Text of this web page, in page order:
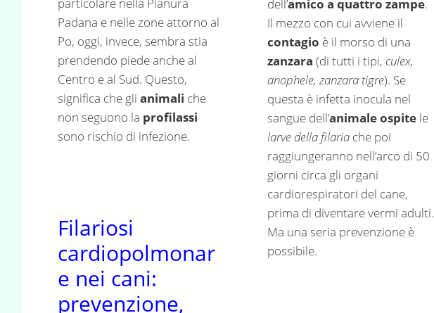
Padana e nelle zone attorno al
Po, oggi, invece, sembra stia
prendendo piede anche al
Centro e al Sud. Questo,
significa che gli animali che
non seguono la profilassi
sono rischio di infezione.
dell’amico a quattro zampe.
Il mezzo con cui avviene il
contagio è il morso di una
zanzara (di tutti i tipi,culex,
anophele, zanzara tigre). Se
questa è infetta inocula nel
sangue dell’animale ospite le
larve della filaria che poi
raggiungeranno nell’arco di 50
giorni circa gli organi
cardiorespiratori del cane,
prima di diventare vermi adulti.
Ma una seria prevenzione è
possibile.
Filariosi
cardiopolmonar
e nei cani:
prevenzione,